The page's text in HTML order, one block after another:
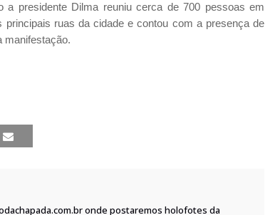
a presidente Dilma reuniu cerca de 700 pessoas em
ruas da cidade e contou com a presença de
manifestação.
onde postaremos holofotes da